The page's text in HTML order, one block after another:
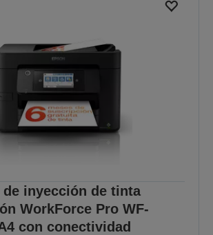
de inyección de tinta
WorkForce Pro WF-
con conectividad